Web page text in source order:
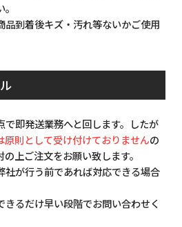
到着後キズ・汚れ等ないかご使用
で即発送業務へと回します。したが
原則として受け付けておりませんの
上ご注文をお願い致します。
社が行う前であれば対応できる場合
きるだけ早い段階でお問い合わせく